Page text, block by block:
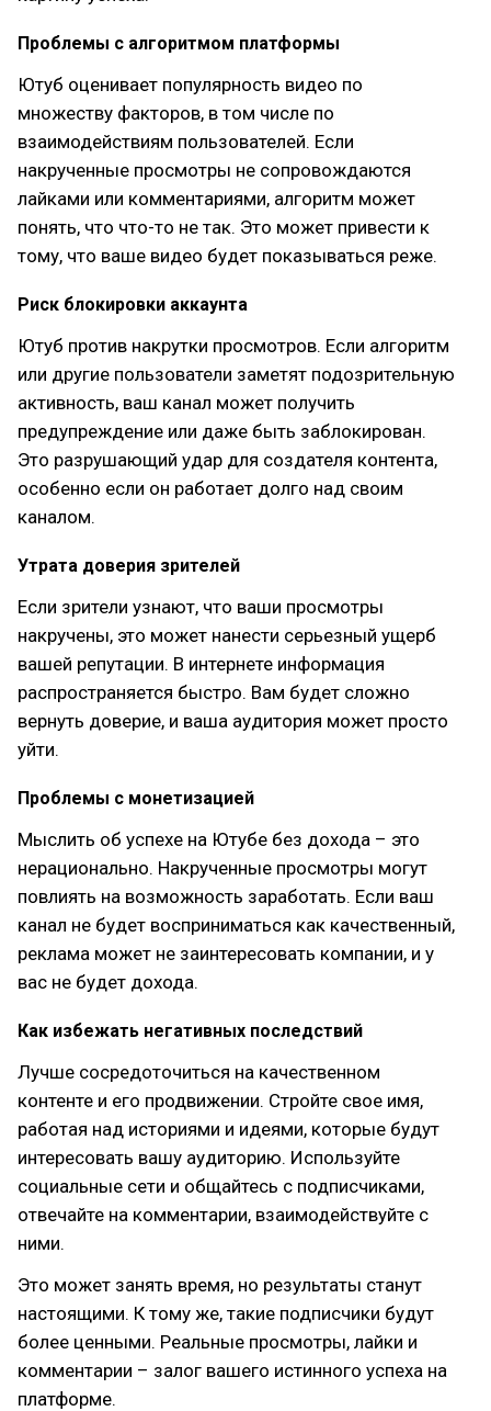
Проблемы с алгоритмом платформы
Ютуб оценивает популярность видео по
множеству факторов, в том числе по
взаимодействиям пользователей. Если
накрученные просмотры не сопровождаются
лайками или комментариями, алгоритм может
понять, что что-то не так. Это может привести к
тому, что ваше видео будет показываться реже.
Риск блокировки аккаунта
Ютуб против накрутки просмотров. Если алгоритм
или другие пользователи заметят подозрительную
активность, ваш канал может получить
предупреждение или даже быть заблокирован.
Это разрушающий удар для создателя контента,
особенно если он работает долго над своим
каналом.
Утрата доверия зрителей
Если зрители узнают, что ваши просмотры
накручены, это может нанести серьезный ущерб
вашей репутации. В интернете информация
распространяется быстро. Вам будет сложно
вернуть доверие, и ваша аудитория может просто
уйти.
Проблемы с монетизацией
Мыслить об успехе на Ютубе без дохода – это
нерационально. Накрученные просмотры могут
повлиять на возможность заработать. Если ваш
канал не будет восприниматься как качественный,
реклама может не заинтересовать компании, и у
вас не будет дохода.
Как избежать негативных последствий
Лучше сосредоточиться на качественном
контенте и его продвижении. Стройте свое имя,
работая над историями и идеями, которые будут
интересовать вашу аудиторию. Используйте
социальные сети и общайтесь с подписчиками,
отвечайте на комментарии, взаимодействуйте с
ними.
Это может занять время, но результаты станут
настоящими. К тому же, такие подписчики будут
более ценными. Реальные просмотры, лайки и
комментарии – залог вашего истинного успеха на
платформе.